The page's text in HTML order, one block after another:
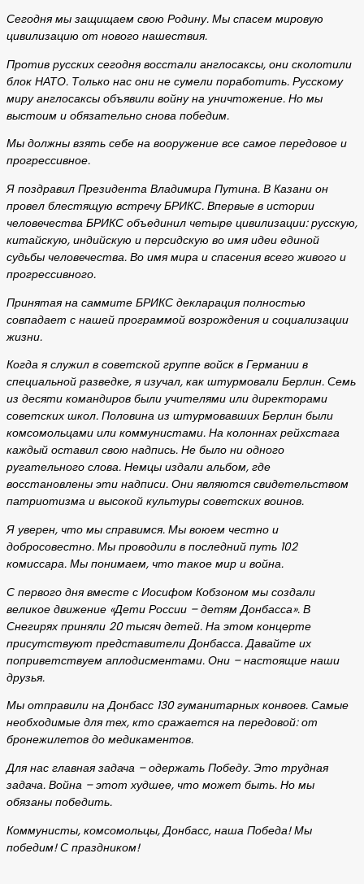
Сегодня мы защищаем свою Родину. Мы спасем мировую
цивилизацию от нового нашествия.
Против русских сегодня восстали англосаксы, они сколотили
блок НАТО. Только нас они не сумели поработить. Русскому
миру англосаксы объявили войну на уничтожение. Но мы
выстоим и обязательно снова победим.
Мы должны взять себе на вооружение все самое передовое и
прогрессивное.
Я поздравил Президента Владимира Путина. В Казани он
провел блестящую встречу БРИКС. Впервые в истории
человечества БРИКС объединил четыре цивилизации: русскую,
китайскую, индийскую и персидскую во имя идеи единой
судьбы человечества. Во имя мира и спасения всего живого и
прогрессивного.
Принятая на саммите БРИКС декларация полностью
совпадает с нашей программой возрождения и социализации
жизни.
Когда я служил в советской группе войск в Германии в
специальной разведке, я изучал, как штурмовали Берлин. Семь
из десяти командиров были учителями или директорами
советских школ. Половина из штурмовавших Берлин были
комсомольцами или коммунистами. На колоннах рейхстага
каждый оставил свою надпись. Не было ни одного
ругательного слова. Немцы издали альбом, где
восстановлены эти надписи. Они являются свидетельством
патриотизма и высокой культуры советских воинов.
Я уверен, что мы справимся. Мы воюем честно и
добросовестно. Мы проводили в последний путь 102
комиссара. Мы понимаем, что такое мир и война.
С первого дня вместе с Иосифом Кобзоном мы создали
великое движение «Дети России – детям Донбасса». В
Снегирях приняли 20 тысяч детей. На этом концерте
присутствуют представители Донбасса. Давайте их
поприветствуем аплодисментами. Они – настоящие наши
друзья.
Мы отправили на Донбасс 130 гуманитарных конвоев. Самые
необходимые для тех, кто сражается на передовой: от
бронежилетов до медикаментов.
Для нас главная задача – одержать Победу. Это трудная
задача. Война – этот худшее, что может быть. Но мы
обязаны победить.
Коммунисты, комсомольцы, Донбасс, наша Победа! Мы
победим! С праздником!